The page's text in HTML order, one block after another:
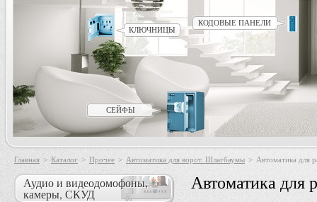
КЛЮЧНИЦЫ
КОДОВЫЕ ПАНЕЛИ
СЕЙФЫ
Главная > Каталог > Прочее > Автоматика для ворот. Шлагбаумы > Автоматика для
Автоматика для
Аудио и видеодомофоны,
камеры, СКУД